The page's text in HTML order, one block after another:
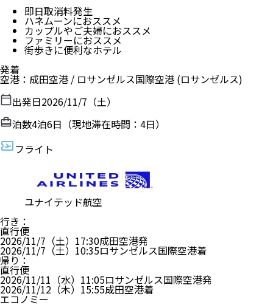
即日取消料発生
ハネムーンにおススメ
カップルやご夫婦におススメ
ファミリーにおススメ
街歩きに便利なホテル
発着
空港 ： 成田空港 / ロサンゼルス国際空港 (ロサンゼルス)
出発日2026/11/7（土）
泊数4泊6日（現地滞在時間： 4日）
フライト
ユナイテッド航空
行き ：
直行便
2026/11/7（土） 17:30成田空港発
2026/11/7（土） 10:35ロサンゼルス国際空港着
帰り ：
直行便
2026/11/11（水） 11:05ロサンゼルス国際空港発
2026/11/12（木） 15:55成田空港着
エコノミー